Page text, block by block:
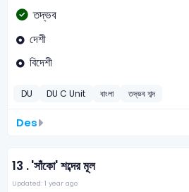
তদ্ভব
দেশী
বিদেশী
DU DU C Unit বাংলা তদ্ভব শব্দ
Des
13 .'সাঁকো' শব্দের মূল
Updated: 1 year ago